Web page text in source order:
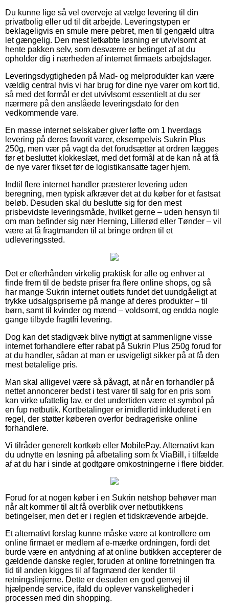
Du kunne lige så vel overveje at vælge levering til din
privatbolig eller ud til dit arbejde. Leveringstypen er
beklageligvis en smule mere pebret, men til gengæld ultra
let gængelig. Den mest letkøbte løsning er utvivlsomt at
hente pakken selv, som desværre er betinget af at du
opholder dig i nærheden af internet firmaets arbejdslager.
Leveringsdygtigheden på Mad- og melprodukter kan være
vældig central hvis vi har brug for dine nye varer om kort tid,
så med det formål er det utvivlsomt essentielt at du ser
nærmere på den anslåede leveringsdato for den
vedkommende vare.
En masse internet selskaber giver løfte om 1 hverdags
levering på deres favorit varer, eksempelvis Sukrin Plus
250g, men vær på vagt da det forudsætter at ordren lægges
før et besluttet klokkeslæt, med det formål at de kan nå at få
de nye varer fikset før de logistikansatte tager hjem.
Indtil flere internet handler præsterer levering uden
beregning, men typisk afkræver det at du køber for et fastsat
beløb. Desuden skal du beslutte sig for den mest
prisbevidste leveringsmåde, hvilket gerne – uden hensyn til
om man befinder sig nær Herning, Lillerød eller Tønder – vil
være at få fragtmanden til at bringe ordren til et
udleveringssted.
Det er efterhånden virkelig praktisk for alle og enhver at
finde frem til de bedste priser fra flere online shops, og så
har mange Sukrin internet outlets fundet det uundgåeligt at
trykke udsalgspriserne på mange af deres produkter – til
børn, samt til kvinder og mænd – voldsomt, og endda nogle
gange tilbyde fragtfri levering.
Dog kan det stadigvæk blive nyttigt at sammenligne visse
internet forhandlere efter rabat på Sukrin Plus 250g forud for
at du handler, sådan at man er usvigeligt sikker på at få den
mest betalelige pris.
Man skal alligevel være så påvagt, at når en forhandler på
nettet annoncerer bedst i test varer til salg for en pris som
kan virke ufattelig lav, er det undertiden være et symbol på
en fup netbutik. Kortbetalinger er imidlertid inkluderet i en
regel, der støtter køberen overfor bedrageriske online
forhandlere.
Vi tilråder generelt kortkøb eller MobilePay. Alternativt kan
du udnytte en løsning på afbetaling som fx ViaBill, i tilfælde
af at du har i sinde at godtgøre omkostningerne i flere bidder.
Forud for at nogen køber i en Sukrin netshop behøver man
når alt kommer til alt få overblik over netbutikkens
betingelser, men det er i reglen et tidskrævende arbejde.
Et alternativt forslag kunne måske være at kontrollere om
online firmaet er medlem af e-mærke ordningen, fordi det
burde være en antydning af at online butikken accepterer de
gældende danske regler, foruden at online forretningen fra
tid til anden kigges til af fagmænd der kender til
retningslinjerne. Dette er desuden en god genvej til
hjælpende service, ifald du oplever vanskeligheder i
processen med din shopping.